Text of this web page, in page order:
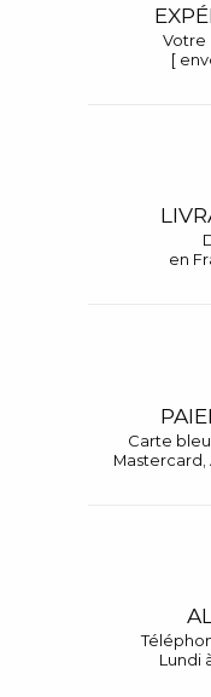
Votre
[
en
Carte
Mastercard,
Lundi